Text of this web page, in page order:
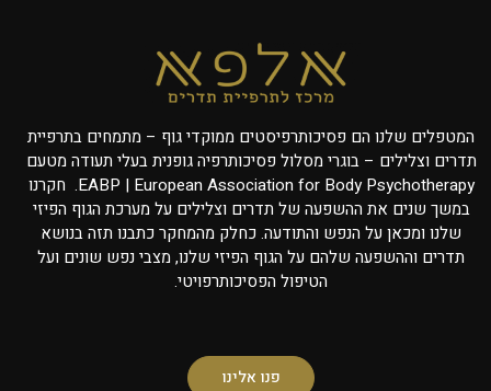
המטפלים שלנו הם פסיכותרפיסטים ממוקדי גוף – מתמחים בתרפיית
תדרים וצלילים – בוגרי מסלול פסיכותרפיה גופנית בעלי תעודה מטעם
EABP | European Association for Body Psychotherapy. חקרנו
במשך שנים את ההשפעה של תדרים וצלילים על מערכת הגוף הפיזי
שלנו ומכאן על הנפש והתודעה. כחלק מהמחקר כתבנו תזה בנושא
תדרים וההשפעה שלהם על הגוף הפיזי שלנו, מצבי נפש שונים ועל
הטיפול הפסיכותרפויטי.
פנו אלינו